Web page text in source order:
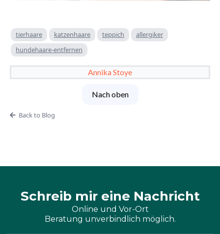
tierhaare katzenhaare teppich
allergiker
hundehaare-entfernen
Annika Stoye
Nach oben
Back to Blog
Schreib mir eine Nachricht
Online und Vor-Ort
Beratung unverbindlich möglich.